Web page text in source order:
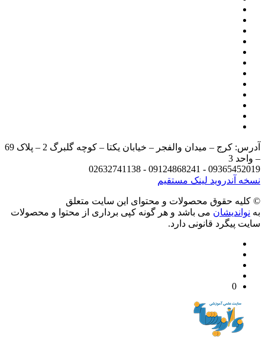
آدرس: کرج – میدان والفجر – خیابان یکتا – کوچه گلبرگ 2 – پلاک 69
3
09365452019 - 09124868241 -
آندرویدلینک مستقیم
حقوق محصولات و محتوای اين سایت متعلق
می باشد و هر گونه کپی برداری از محتوا و محصولات
پیگرد قانونی دارد.